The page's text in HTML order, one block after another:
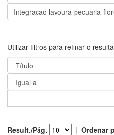
Utilizar filtros para refinar o
Result./Pág. | Ordenar